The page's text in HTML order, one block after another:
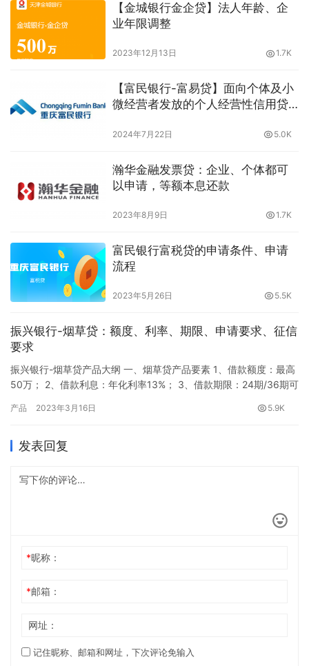
【金城银行金企贷】法人年龄、企
业年限调整
2023年12月13日 1.7K
【富民银行-富易贷】面向个体及小
微经营者发放的个人经营性信用贷
2024年7月22日 5.0K
瀚华金融发票贷：企业、个体都可
以申请，等额本息还款
2023年8月9日 1.7K
富民银行富税贷的申请条件、申请
流程
2023年5月26日 5.5K
振兴银行-烟草贷：额度、利率、期限、申请要求、征信
要求
振兴银行-烟草贷产品大纲 一、烟草贷产品要素 1、借款额度：最高
50万； 2、借款利息：年化利率13%； 3、借款期限：24期/36期可
人工审核。 二、烟草贷申请要求 1、个人要求 （1）年龄18-60岁之
（2）近一年无交易月份＜3个…
产品 2023年3月16日 5.9K
发表回复
*昵称：
*邮箱：
网址：
记住昵称、邮箱和网址，下次评论免输入